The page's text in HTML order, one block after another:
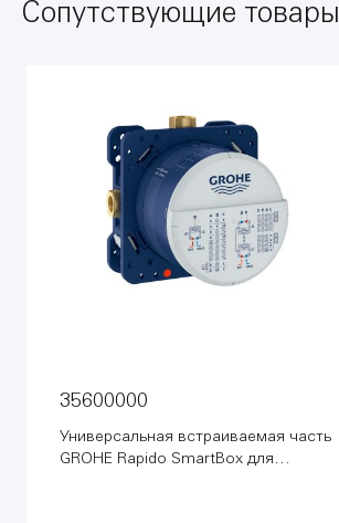
Сопутствующие товары
35600000
Универсальная встраиваемая часть
GROHE Rapido SmartBox для